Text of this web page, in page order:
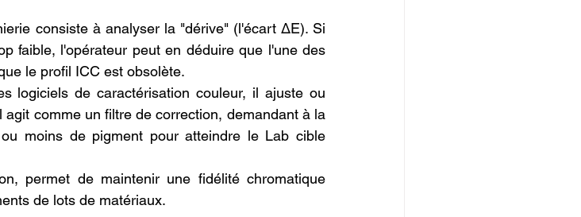
consiste à analyser la "dérive" (l'écart ΔE). Si
faible, l'opérateur peut en déduire que l'une des
le profil ICC est obsolète.
logiciels de caractérisation couleur, il ajuste ou
comme un filtre de correction, demandant à la
moins de pigment pour atteindre le Lab cible
permet de maintenir une fidélité chromatique
de lots de matériaux.